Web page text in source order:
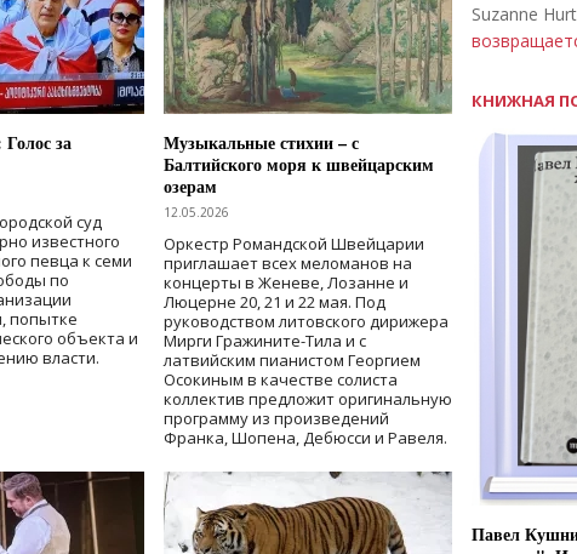
за
суд
известного
певца к семи
по
попытке
объекта и
власти.
Музыкальные стихии – с
Балтийского моря к швейцарским
озерам
12.05.2026
Оркестр Романдской Швейцарии
приглашает всех меломанов на
концерты в Женеве, Лозанне и
Люцерне 20, 21 и 22 мая. Под
руководством литовского дирижера
Мирги Гражините-Тила и с
латвийским пианистом Георгием
Осокиным в качестве солиста
коллектив предложит оригинальную
программу из произведений
Франка, Шопена, Дебюсси и Равеля.
Suzanne
КНИЖНАЯ
Павел